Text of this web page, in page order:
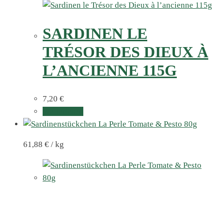
SARDINEN LE
TRÉSOR DES DIEUX À
L’ANCIENNE 115G
7,20 €
61,88 € / kg